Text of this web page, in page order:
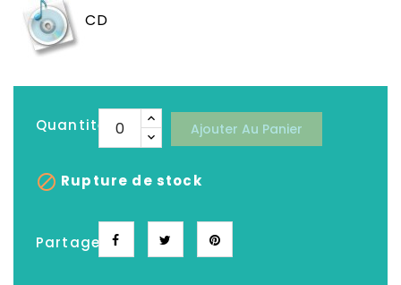
CD
Quantité Ajouter Au Panier
 Rupture de stock
Partager